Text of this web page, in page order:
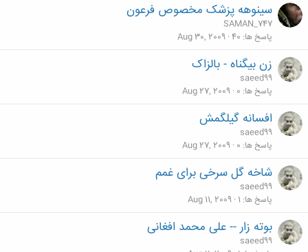
سینوهه پزشک مخصوص فرعون
SAMAN_747
پاسخ ها 40
Aug 30, 2009
زن بیگناه - بالزاک
saeed99
پاسخ ها 0
Aug 27, 2009
افسانه گیلگمش
saeed99
پاسخ ها 0
Aug 27, 2009
شاخه گل سرخی برای غمم
saeed99
پاسخ ها 1
Aug 11, 2009
بوته زار -- علی محمد افغانی
saeed99